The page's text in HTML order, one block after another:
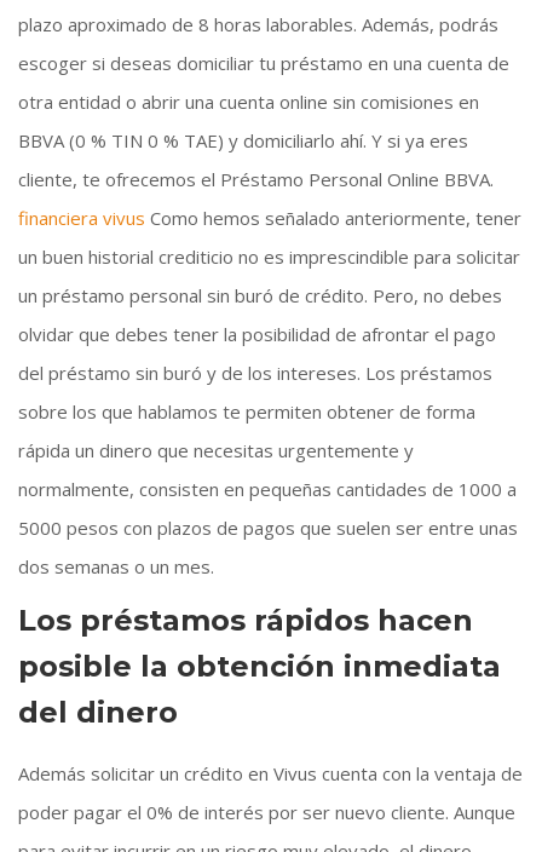
plazo aproximado de 8 horas laborables. Además, podrás
escoger si deseas domiciliar tu préstamo en una cuenta de
otra entidad o abrir una cuenta online sin comisiones en
BBVA (0 % TIN 0 % TAE) y domiciliarlo ahí. Y si ya eres
cliente, te ofrecemos el Préstamo Personal Online BBVA.
financiera vivus Como hemos señalado anteriormente, tener
un buen historial crediticio no es imprescindible para solicitar
un préstamo personal sin buró de crédito. Pero, no debes
olvidar que debes tener la posibilidad de afrontar el pago
del préstamo sin buró y de los intereses. Los préstamos
sobre los que hablamos te permiten obtener de forma
rápida un dinero que necesitas urgentemente y
normalmente, consisten en pequeñas cantidades de 1000 a
5000 pesos con plazos de pagos que suelen ser entre unas
dos semanas o un mes.
Los préstamos rápidos hacen
posible la obtención inmediata
del dinero
Además solicitar un crédito en Vivus cuenta con la ventaja de
poder pagar el 0% de interés por ser nuevo cliente. Aunque